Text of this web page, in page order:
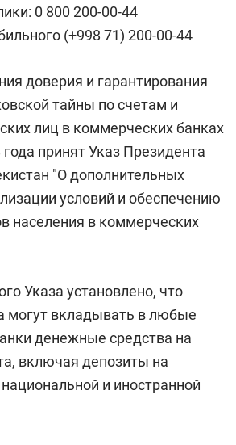
0 800 200-00-44
(+998 71) 200-00-44
доверия и гарантирования
тайны по счетам и
лиц в коммерческих банках
принят Указ Президента
"О дополнительных
условий и обеспечению
населения в коммерческих
Указа установлено, что
могут вкладывать в любые
денежные средства на
включая депозиты на
и иностранной